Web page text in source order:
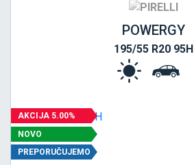
POWERGY
195/55 R20 95H
AKCIJA 5.00%
NOVO
PREPORUČUJEMO